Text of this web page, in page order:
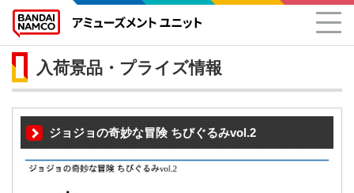
入荷景品・プライズ情報
ジョジョの奇妙な冒険 ちびぐるみvol.2